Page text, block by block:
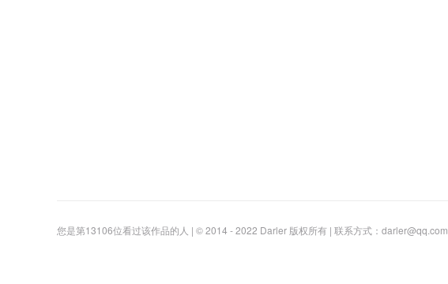
您是第13106位看过该作品的人 | © 2014 - 2022 Darler 版权所有 | 联系方式：darler@qq.com